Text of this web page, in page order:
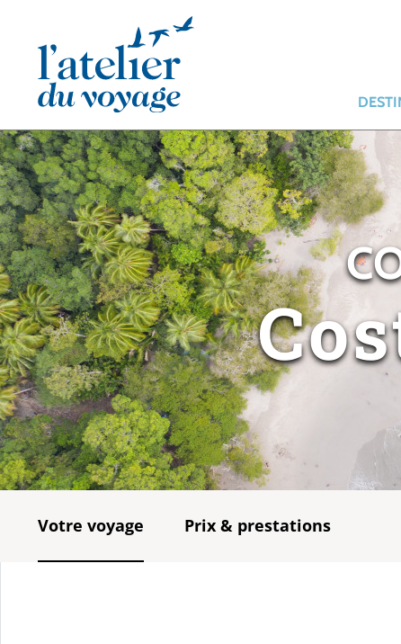
Votre voyage Prix & prestations
Panneau de gestion des cookies